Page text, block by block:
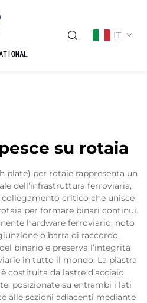
IT
su rotaia
plate) per rotaie rappresenta un
dell’infrastruttura ferroviaria,
critico che unisce
per formare binari continui.
hardware ferroviario, noto
o barra di raccordo,
binario e preserva l’integrità
in tutto il mondo. La piastra
costituita da lastre d’acciaio
posizionate su entrambi i lati
alle sezioni adiacenti mediante